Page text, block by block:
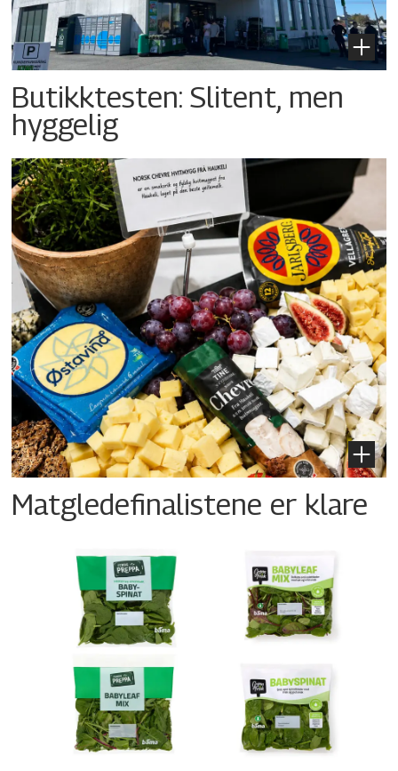
Butikktesten: Slitent, men
hyggelig
Matgledefinalistene er klare